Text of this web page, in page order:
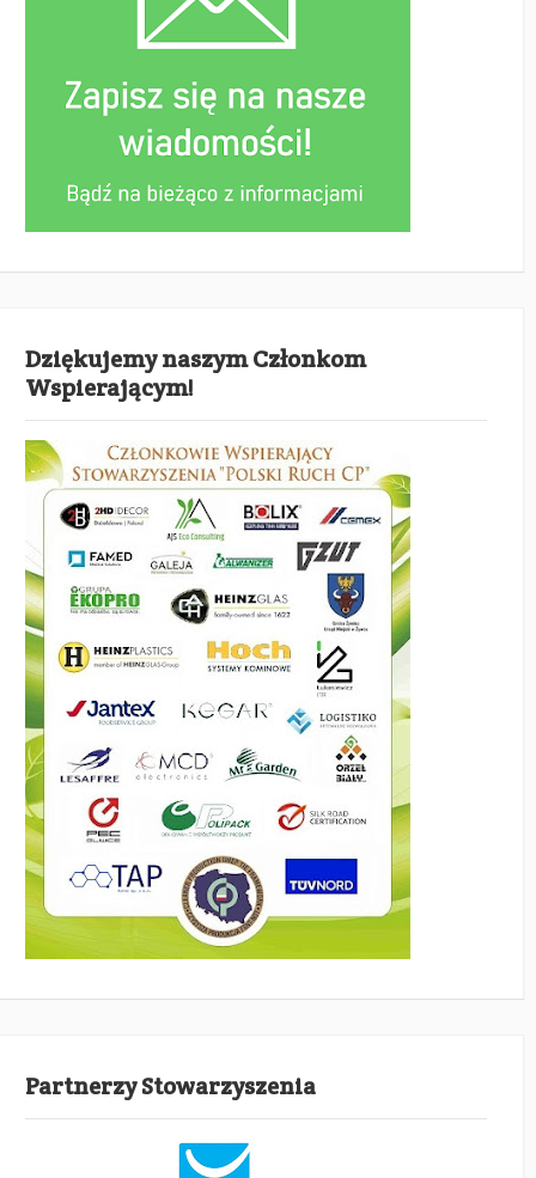
Dziękujemy naszym Członkom
Wspierającym!
Partnerzy Stowarzyszenia